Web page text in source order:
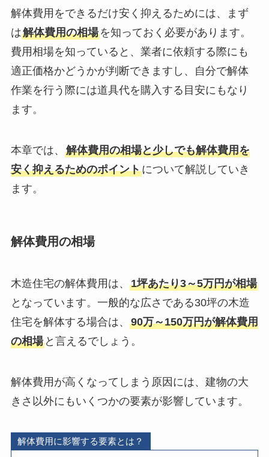
解体費用をできるだけ安く抑えるためには、まず
は解体費用の相場を知っておく必要があります。
費用相場を知っていると、業者に依頼する際にも
適正価格かどうかが判断できますし、自分で解体
作業を行う際には道具代を購入する目安にもなり
ます。
本章では、 解体費用の相場と少しでも解体費用を
安く抑えるためのポイントについて解説していき
ます。
解体費用の相場
木造住宅の解体費用は、 1坪あたり3～5万円が相場
となっています。一般的な広さである30坪の木造
住宅を解体する場合は、 90万～150万円が解体費用
の相場と言えるでしょう。
解体費用が高くなってしまう原因には、建物の大
きさ以外にもいくつかの要素が影響しています。
解体費用に影響する要素とは？